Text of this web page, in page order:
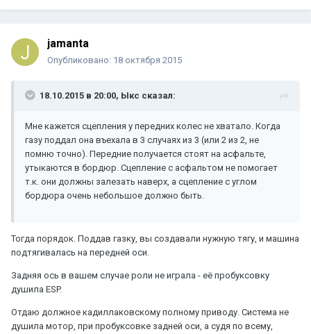
jamanta
Опубликовано: 18 октября 2015
18.10.2015 в 20:00, Ыкс сказал:
Мне кажется сцепления у передних колес не хватало. Когда
газу поддал она въехала в 3 случаях из 3 (или 2 из 2, не
помню точно). Передние получается стоят на асфальте,
утыкаются в бордюр. Сцепление с асфальтом не помогает
т.к. они должны залезать наверх, а сцепление с углом
бордюра очень небольшое должно быть.
Тогда порядок. Поддав газку, вы создавали нужную тягу, и машина
подтягивалась на передней оси.
Задняя ось в вашем случае роли не играла - её пробуксовку
душила ESP.
Отдаю должное кадиллаковскому полному приводу. Система не
душила мотор, при пробуксовке задней оси, а судя по всему,